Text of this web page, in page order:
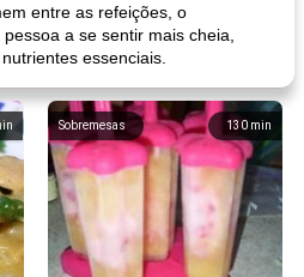
entre as refeições, o
a se sentir mais cheia,
essenciais.
130 min
Sobremesas